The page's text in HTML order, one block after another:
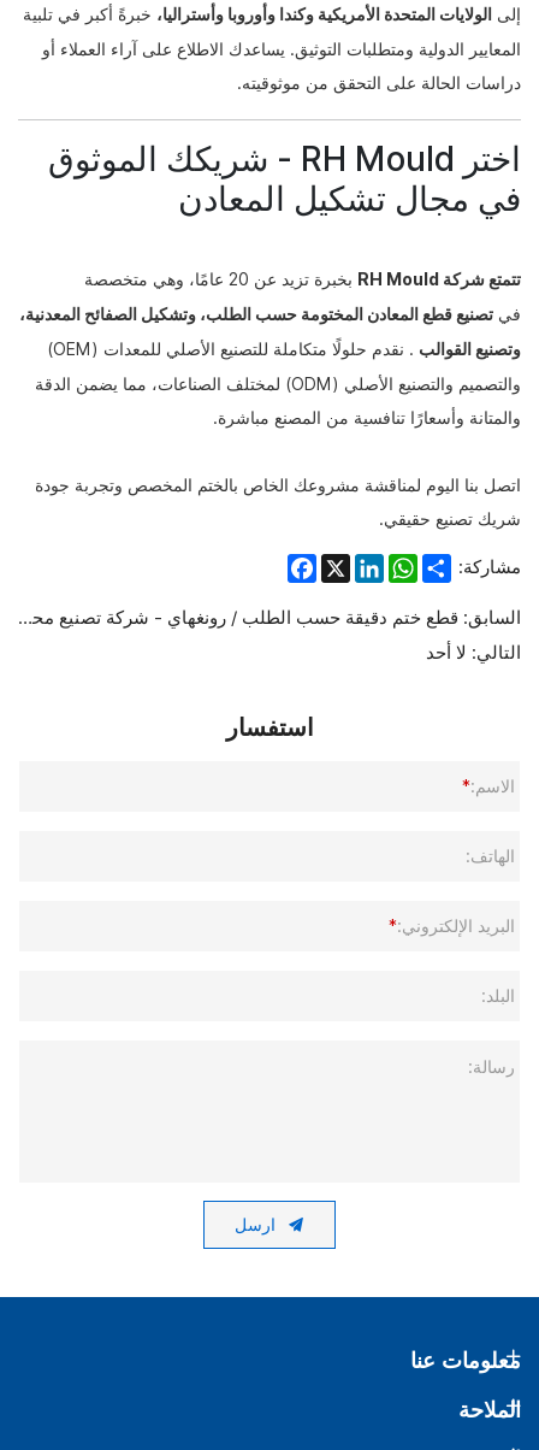
إلى الولايات المتحدة الأمريكية وكندا وأوروبا وأستراليا، خبرةً أكبر في تلبية
المعايير الدولية ومتطلبات التوثيق. يساعدك الاطلاع على آراء العملاء أو
دراسات الحالة على التحقق من موثوقيته.
اختر RH Mould - شريكك الموثوق
في مجال تشكيل المعادن
تتمتع شركة RH Mould بخبرة تزيد عن 20 عامًا،
وهي متخصصة
في تصنيع قطع المعادن المختومة حسب الطلب، وتشكيل الصفائح المعدنية،
وتصنيع القوالب
. نقدم حلولًا متكاملة للتصنيع الأصلي للمعدات (OEM)
والتصميم والتصنيع الأصلي (ODM) لمختلف الصناعات، مما يضمن الدقة
والمتانة وأسعارًا تنافسية من المصنع مباشرة.
اتصل بنا اليوم لمناقشة مشروعك الخاص بالختم المخصص وتجربة جودة
شريك تصنيع حقيقي.
مشاركة: Facebook X
LinkedIn
WhatsAppShare
السابق: قطع ختم دقيقة حسب الطلب / رونغهاي - شركة تصنيع محترفة
التالي: لا أحد
استفسار
الاسم:*
الهاتف:
البريد الإلكتروني:*
البلد:
رسالة:
ارسل
معلومات عنا
الملاحة